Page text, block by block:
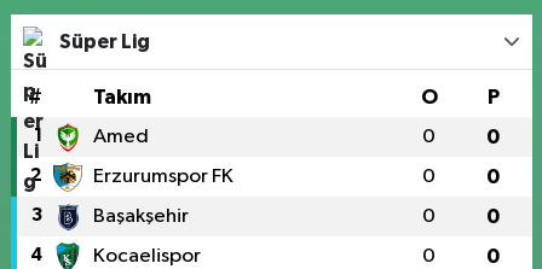
Süper Lig
# Takım O P
1 Amed 0 0
2 Erzurumspor FK 0 0
3 Başakşehir 0 0
4 Kocaelispor 0 0